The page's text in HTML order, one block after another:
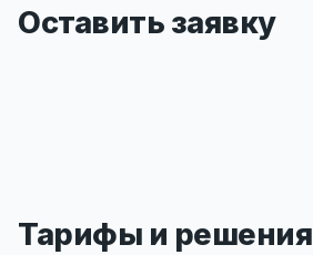
Оставить заявку
Тарифы и решения